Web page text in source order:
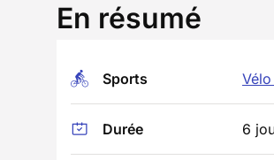
En résumé
Sports
Durée 6